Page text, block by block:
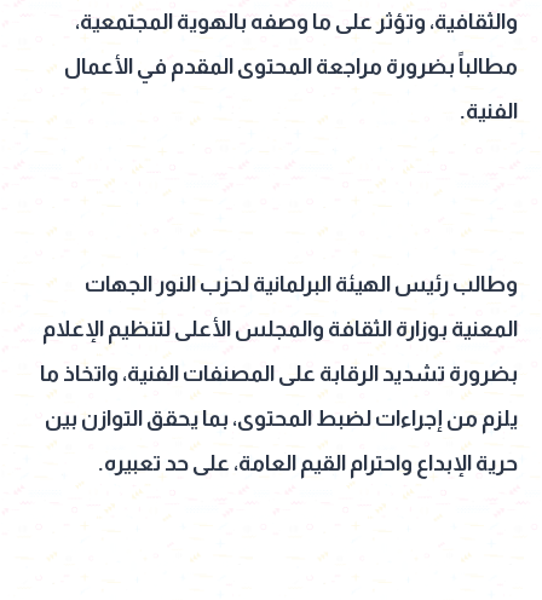
والثقافية، وتؤثر على ما وصفه بالهوية المجتمعية،
مطالباً بضرورة مراجعة المحتوى المقدم في الأعمال
الفنية.
وطالب رئيس الهيئة البرلمانية لحزب النور الجهات
المعنية بوزارة الثقافة والمجلس الأعلى لتنظيم الإعلام
بضرورة تشديد الرقابة على المصنفات الفنية، واتخاذ ما
يلزم من إجراءات لضبط المحتوى، بما يحقق التوازن بين
حرية الإبداع واحترام القيم العامة، على حد تعبيره.